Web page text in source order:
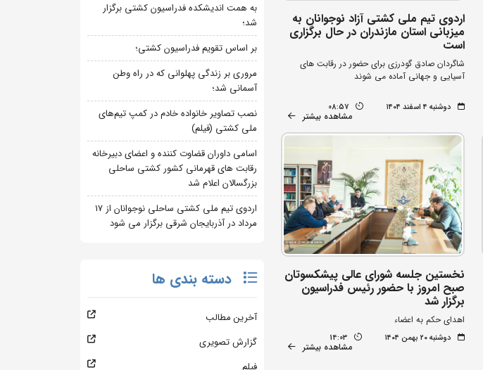
اردوی تیم ملی کشتی آزاد نوجوانان به
میزبانی استان مازندران در حال برگزاری
است
شاگردان صادق گودرزی برای حضور در رقابت های
آسیایی و جهانی آماده می شوند
دوشنبه ۴ اسفند ۱۴۰۴ 08:57
مشاهده بیشتر
نخستین جلسه شورای عالی پیشکسوتان
صبح امروز با حضور رئیس فدراسیون
برگزار شد
اهدای حکم به اعضاء
دوشنبه ۲۰ بهمن ۱۴۰۴ 14:03
مشاهده بیشتر
به همت اندیشکده فدراسیون کشتی برگزار
شد؛
بر اساس تقویم فدراسیون کشتی؛
مروری بر زندگی پهلوانی که در راه وطن
آسمانی شد؛
نصب تصاویر خانواده خادم در کمپ تیم‌های
ملی کشتی (فیلم)
اسامی داوران قضاوت کننده و اعضای دبیرخانه
رقابت های قهرمانی کشور کشتی ساحلی
بزرگسالان اعلام شد
اردوی تیم ملی کشتی ساحلی نوجوانان از 17
مرداد در آذربایجان شرقی برگزار می شود
دسته بندی ها
آخرین مطالب
گزارش تصویری
فیلم